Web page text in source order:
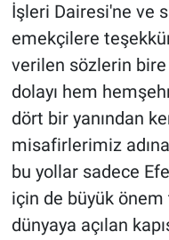
İşleri Dairesi'ne ve
emekçilere
verilen sözlerin
dolayı hem
dört bir yanından
misafirlerimiz
bu yollar sadece
için de büyük önem
dünyaya açılan